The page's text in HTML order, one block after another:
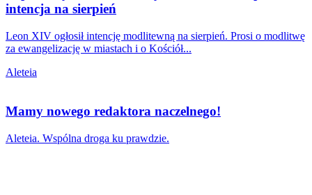
intencja na sierpień
Leon XIV ogłosił intencję modlitewną na sierpień. Prosi o modlitwę
za ewangelizację w miastach i o Kościół...
Aleteia
Mamy nowego redaktora naczelnego!
Aleteia. Wspólna droga ku prawdzie.